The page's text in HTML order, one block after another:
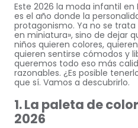
Este 2026 la moda infantil en
es el año donde la
protagonismo. Ya no se
en miniatura», sino de dejar
niños quieren colores,
quieren sentirse cómodos y
queremos todo eso más
razonables. ¿Es posible
que sí. Vamos a descubrirlo.
1. La paleta de
2026